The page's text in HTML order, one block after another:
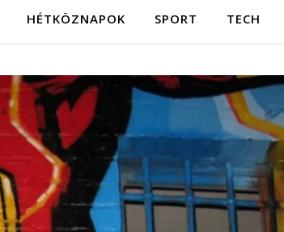
HÉTKÖZNAPOK SPORT TECH